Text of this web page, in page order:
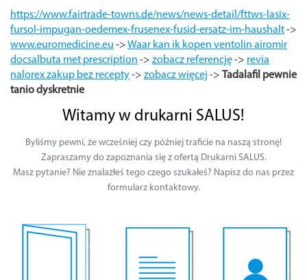
https://www.fairtrade-towns.de/news/news-detail/fttws-lasix-
fursol-impugan-oedemex-frusenex-fusid-ersatz-im-haushalt->
www.euromedicine.eu ->Waar kan ik kopen ventolin airomir
docsalbuta met prescription -> zobacz referencję-> revia
nalorex zakup bez recepty-> zobacz więcej -> Tadalafil pewnie
tanio dyskretnie
Witamy w drukarni SALUS!
Byliśmy pewni, że wcześniej czy później traficie na naszą stronę!
Zapraszamy do zapoznania się z ofertą Drukarni SALUS.
Masz pytanie? Nie znalazłeś tego czego szukałeś? Napisz do nas przez
formularz kontaktowy.